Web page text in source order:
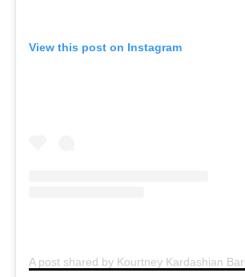
View this post on Instagram